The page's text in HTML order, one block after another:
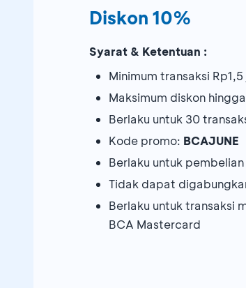
Diskon 10%
Syarat & Ketentuan :
Minimum transaksi
Maksimum diskon
Berlaku untuk 30
Kode promo: BCAJUNE
Berlaku untuk
Tidak dapat
Berlaku untuk transaksi
BCA Mastercard